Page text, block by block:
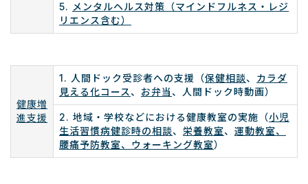
5. メンタルヘルス対策（マインドフルネス・レジ
リエンス含む）
健康増
進支援
1. 人間ドック受診者への支援（保健相談、 カラダ
見える化コース、 お弁当、人間ドック時動画）
2. 地域・学校などにおける健康教室の実施（小児
生活習慣病健診時の相談、 栄養教室、 運動教室、
腰痛予防教室、ウォーキング教室）